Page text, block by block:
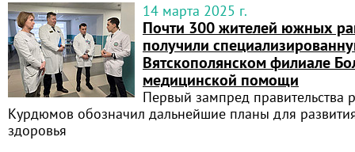
14 марта 2025 г.
Почти 300 жителей южных
получили
Вятскополянском филиале
медицинской помощи
Первый зампред правительства
Курдюмов обозначил дальнейшие планы для
здоровья